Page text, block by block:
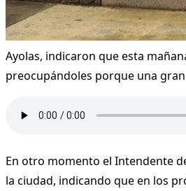
Ayolas, indicaron que esta
preocupándoles porque una
En otro momento el Intendente
la ciudad, indicando que en los